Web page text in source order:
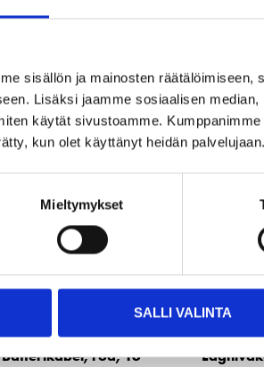
sisällön ja mainosten räätälöimiseen,
Lisäksi jaamme sosiaalisen
käytät sivustoamme.
kun olet käyttänyt heidän palvelujaan.
Mieltymykset
SALLI VALINTA
Andra kunder köpte
29
Batterikabel, röd, 16
14